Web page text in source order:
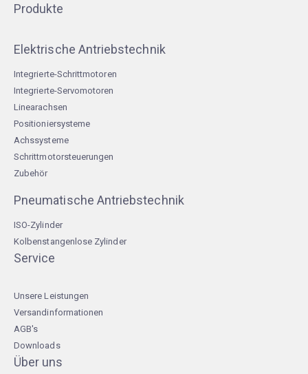
Produkte
Elektrische Antriebstechnik
Integrierte-Schrittmotoren
Integrierte-Servomotoren
Linearachsen
Positioniersysteme
Achssysteme
Schrittmotorsteuerungen
Zubehör
Pneumatische Antriebstechnik
ISO-Zylinder
Kolbenstangenlose Zylinder
Service
Unsere Leistungen
Versandinformationen
AGB's
Downloads
Über uns